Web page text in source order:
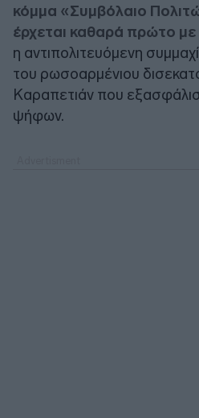
κόμμα «Συμβόλαιο
έρχεται καθαρά πρώτο
η αντιπολιτευόμενη
του ρωσοαρμένιου
Καραπετιάν που
ψήφων.